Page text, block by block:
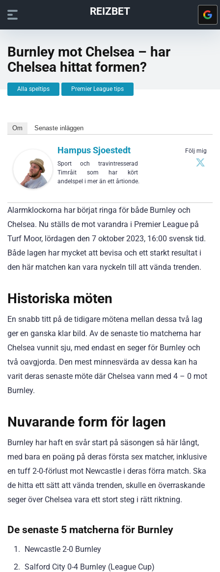
REIZBET
Burnley mot Chelsea – har
Chelsea hittat formen?
Alla speltips Premier League tips
Om Senaste inläggen
Följ mig
Hampus Sjoestedt
Sport och travintresserad
Timråit som har kört
andelspel i mer än ett årtionde.
Alarmklockorna har börjat ringa för både Burnley och
Chelsea. Nu ställs de mot varandra i Premier League på
Turf Moor, lördagen den 7 oktober 2023, 16:00 svensk tid.
Både lagen har mycket att bevisa och ett starkt resultat i
den här matchen kan vara nyckeln till att vända trenden.
Historiska möten
En snabb titt på de tidigare mötena mellan dessa två lag
ger en ganska klar bild. Av de senaste tio matcherna har
Chelsea vunnit sju, med endast en seger för Burnley och
två oavgjorda. Den mest minnesvärda av dessa kan ha
varit deras senaste möte där Chelsea vann med 4 – 0 mot
Burnley.
Nuvarande form för lagen
Burnley har haft en svår start på säsongen så här långt,
med bara en poäng på deras första sex matcher, inklusive
en tuff 2-0-förlust mot Newcastle i deras förra match. Ska
de hitta ett sätt att vända trenden, skulle en överraskande
seger över Chelsea vara ett stort steg i rätt riktning.
De senaste 5 matcherna för Burnley
Newcastle 2-0 Burnley
Salford City 0-4 Burnley (League Cup)